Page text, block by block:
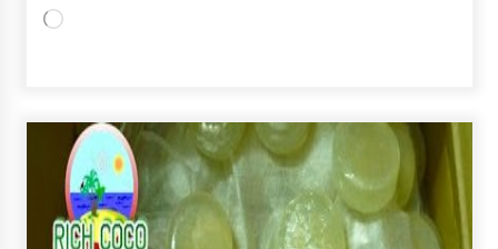
Loading…